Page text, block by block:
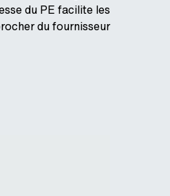
du PE facilite les
du fournisseur